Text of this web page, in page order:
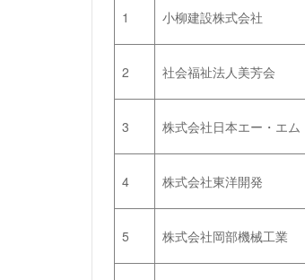
1 小柳建設株式会社
2 社会福祉法人美芳会
3 株式会社日本エー・エム
4 株式会社東洋開発
5 株式会社岡部機械工業